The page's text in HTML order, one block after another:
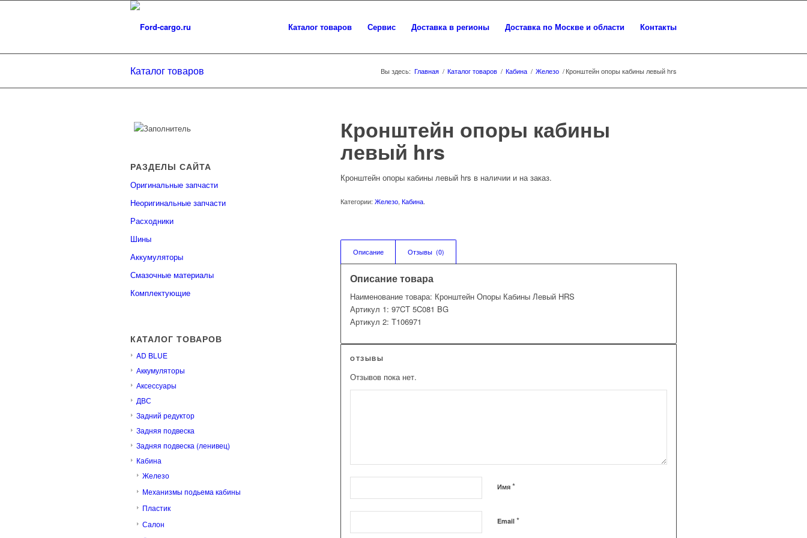
Каталог товаров Сервис Доставка в регионы Доставка по Москве и области Контакты
Каталог товаров Вы здесь: Главная / Каталог товаров / Кабина / Железо /Кронштейн опоры кабины левый hrs
РАЗДЕЛЫ САЙТА
Оригинальные запчасти
Неоригинальные запчасти
Расходники
Шины
Аккумуляторы
Смазочные материалы
Комплектующие
КАТАЛОГ ТОВАРОВ
AD BLUE
Аккумуляторы
Аксессуары
ДВС
Задний редуктор
Задняя подвеска
Задняя подвеска (ленивец)
Кабина
Железо
Механизмы подьема кабины
Пластик
Салон
Кронштейн опоры кабины
левый hrs
Кронштейн опоры кабины левый hrs в наличии и на заказ.
Категории:Железо,Кабина.
Описание Отзывы  (0)
Описание товара
Наименование товара: Кронштейн Опоры Кабины Левый HRS
Артикул 1: 97CT 5C081 BG
Артикул 2: T106971
ОТЗЫВЫ
Отзывов пока нет.
Имя*
Email*